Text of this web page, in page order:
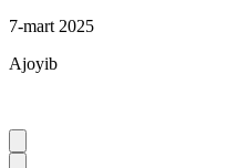
7-mart 2025
Ajoyib